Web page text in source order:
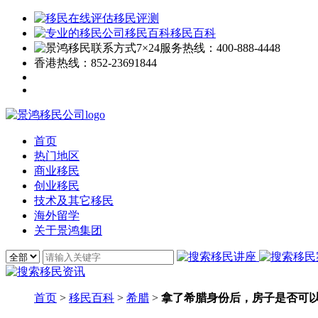
移民评测
移民百科
7×24服务热线： 400-888-4448
香港热线： 852-23691844
首页
热门地区
商业移民
创业移民
技术及其它移民
海外留学
关于景鸿集团
首页 > 移民百科 > 希腊 > 拿了希腊身份后，房子是否可